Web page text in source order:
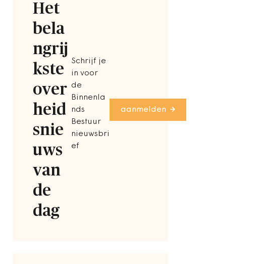
Het
bela
ngrij
kste
over
heid
snie
uws
van
de
dag
Schrijf je
in voor
de
Binnenla
nds
Bestuur
nieuwsbri
ef
aanmelden